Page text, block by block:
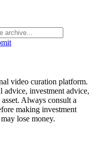
video curation platform.
advice, investment advice,
Always consult a
making investment
lose money.